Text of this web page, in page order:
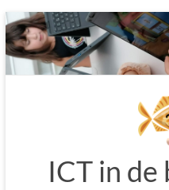
Ga
naar
de
inhoud
ICT in de